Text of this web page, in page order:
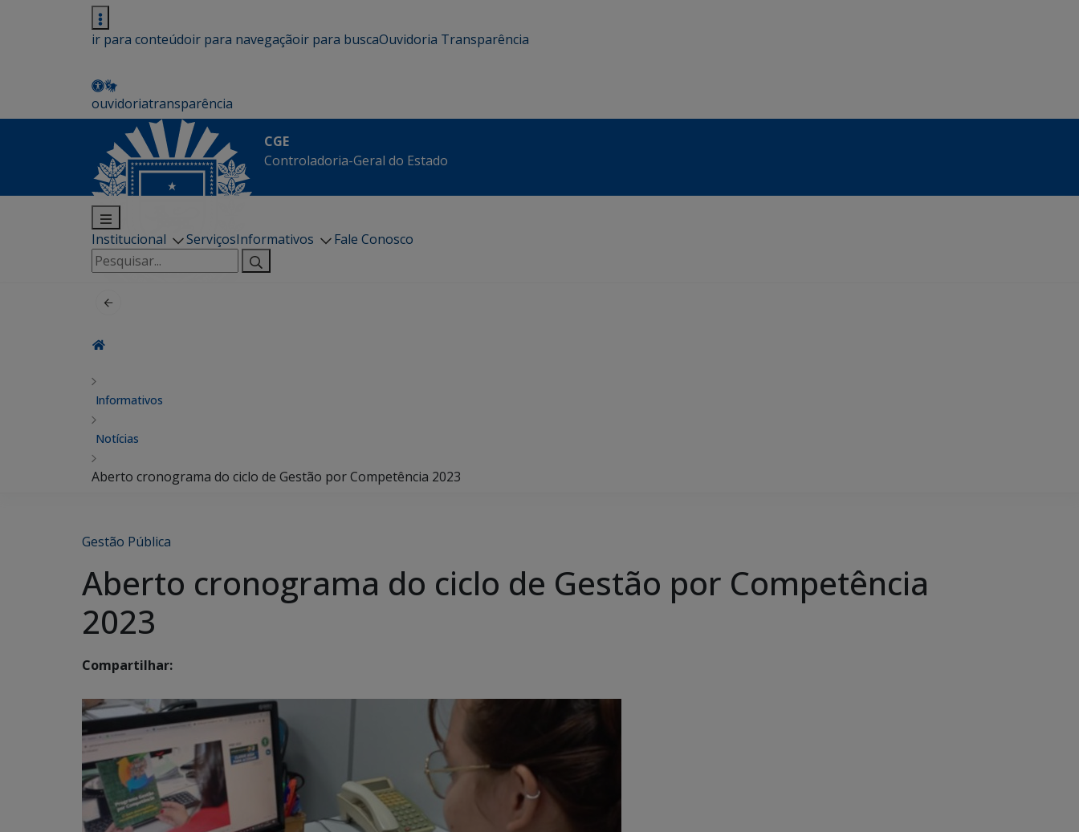
ir para conteúdoir para navegaçãoir para buscaOuvidoria Transparência
ouvidoriatransparência
CGE
Controladoria-Geral do Estado
Institucional ServiçosInformativos
Fale Conosco
Pesquisar
por:
Informativos
Notícias
Aberto cronograma do ciclo de Gestão por Competência 2023
Gestão Pública
Aberto cronograma do ciclo de Gestão por Competência
2023
Compartilhar: